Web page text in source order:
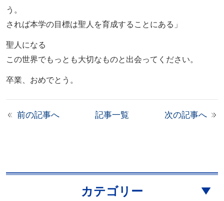
う。
されば本学の目標は聖人を育成することにある」
聖人になる
この世界でもっとも大切なものと出会ってください。
卒業、おめでとう。
前の記事へ 記事一覧 次の記事へ
カテゴリー